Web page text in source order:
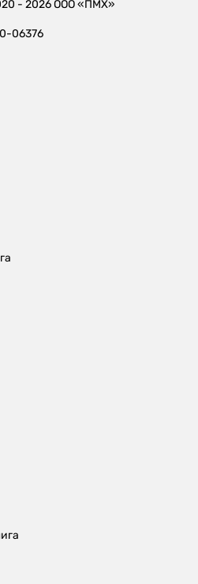
- 2026 ООО «ПМХ»
06376